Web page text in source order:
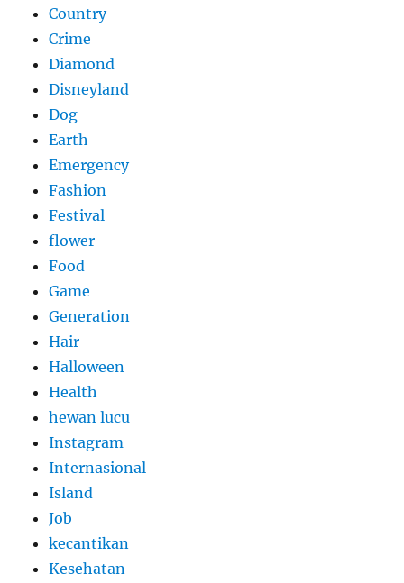
Country
Crime
Diamond
Disneyland
Dog
Earth
Emergency
Fashion
Festival
flower
Food
Game
Generation
Hair
Halloween
Health
hewan lucu
Instagram
Internasional
Island
Job
kecantikan
Kesehatan